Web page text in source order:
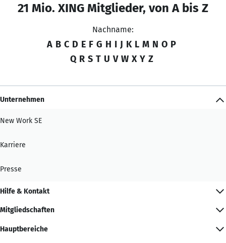
21 Mio. XING Mitglieder, von A bis Z
Nachname:
A B C D E F G H I J K L M N O P
Q R S T U V W X Y Z
Unternehmen
New Work SE
Karriere
Presse
Hilfe & Kontakt
Mitgliedschaften
Hauptbereiche